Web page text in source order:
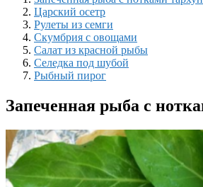
Царский осетр
Рулеты из семги
Скумбрия с овощами
Салат из красной рыбы
Селедка под шубой
Рыбный пирог
Запеченная рыба с